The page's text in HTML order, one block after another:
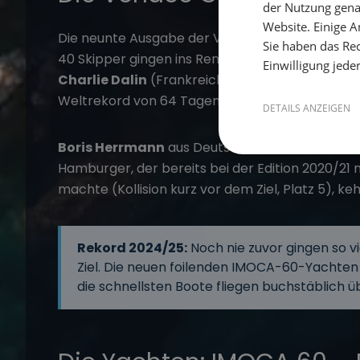
Die neunte Ausgabe der Vendée Globe
40 Skipper gingen ins Rennen – so viele wie
Charlie Dalin (Frankreich) auf MACIF Santé
Weltrekord von 64 Tagen und 19 Stunden
Boris Herrmann aus Deutschland zählte
Hamburger, der bereits bei der Edition 2020/
machte (Kollision kurz vor dem Ziel, Platz 5),
Rekord 2024/25: Noch nie zuvor gingen so
Ziel. Die neuen foilenden IMOCA-60-
die schnellsten Boote fliegen buchstäblich
der Nutzung
Website. Einige
Sie haben das
Einwilligung
DETAILS ANZEIGEN